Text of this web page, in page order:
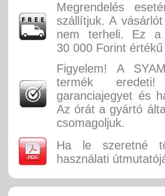
Megrendelés
szállítjuk. A
nem terheli. Ez a
30 000 Forint
Figyelem! A
termék
garanciajegyet és
Az órát a gyártó
csomagoljuk.
Ha le szeretné
használati